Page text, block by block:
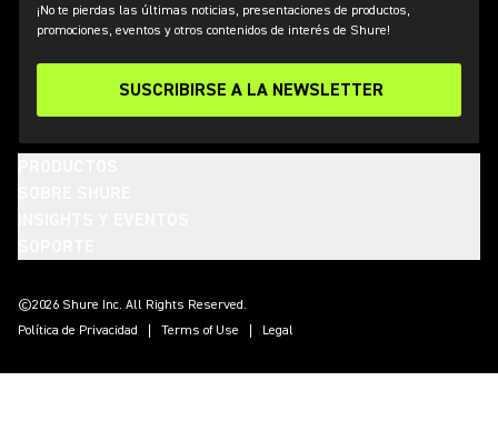
¡No te pierdas las últimas noticias, presentaciones de productos,
promociones, eventos y otros contenidos de interés de Shure!
SUSCRIBIRSE A LA NEWSLETTER
©2026 Shure Inc. All Rights Reserved.
Política de Privacidad
Terms of Use Legal